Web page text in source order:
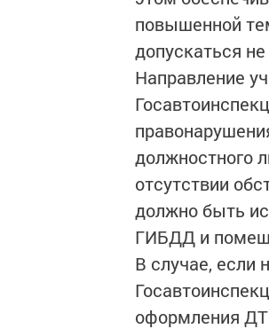
повышенной
допускаться не
Направление
должностного
отсутствии
должно быть
ГИБДД и
В случае, если
оформления